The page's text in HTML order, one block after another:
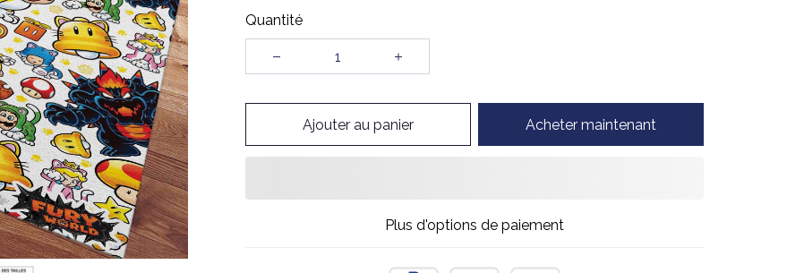
Quantité
Ajouter au panier Acheter maintenant
Plus d'options de paiement